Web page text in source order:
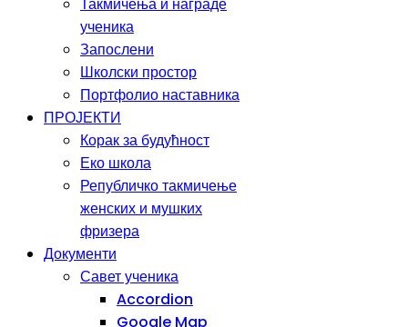
ученика
Запослени
Школски простор
Портфолио наставника
ПРОЈЕКТИ
Корак за будућност
Еко школа
Републичко такмичење
женских и мушких
фризера
Документи
Савет ученика
Accordion
Google Map